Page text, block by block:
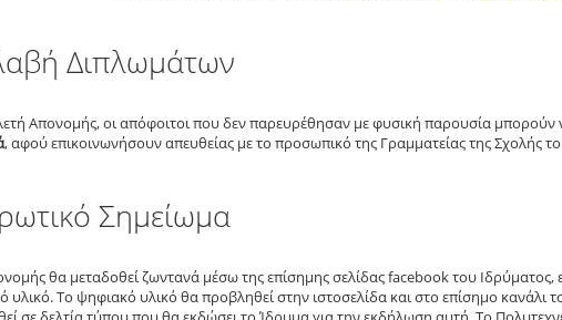
Διπλωμάτων
Απονομής, οι απόφοιτοι που δεν παρευρέθησαν με φυσική παρουσία
, αφού επικοινωνήσουν απευθείας με το προσωπικό της Γραμματείας της Σχολής
Σημείωμα
θα μεταδοθεί ζωντανά μέσω της επίσημης σελίδας facebook του Ιδρύματος,
υλικό. Το ψηφιακό υλικό θα προβληθεί στην ιστοσελίδα και στο επίσημο κανάλι